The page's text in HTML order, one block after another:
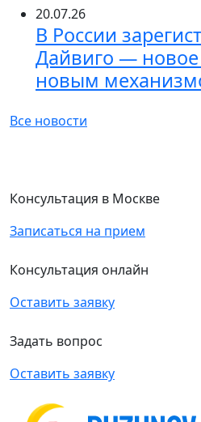
20.07.26
В России
Дайвиго — новое
новым
Все новости
Консультация в Москве
Записаться на прием
Консультация онлайн
Оставить заявку
Задать вопрос
Оставить заявку